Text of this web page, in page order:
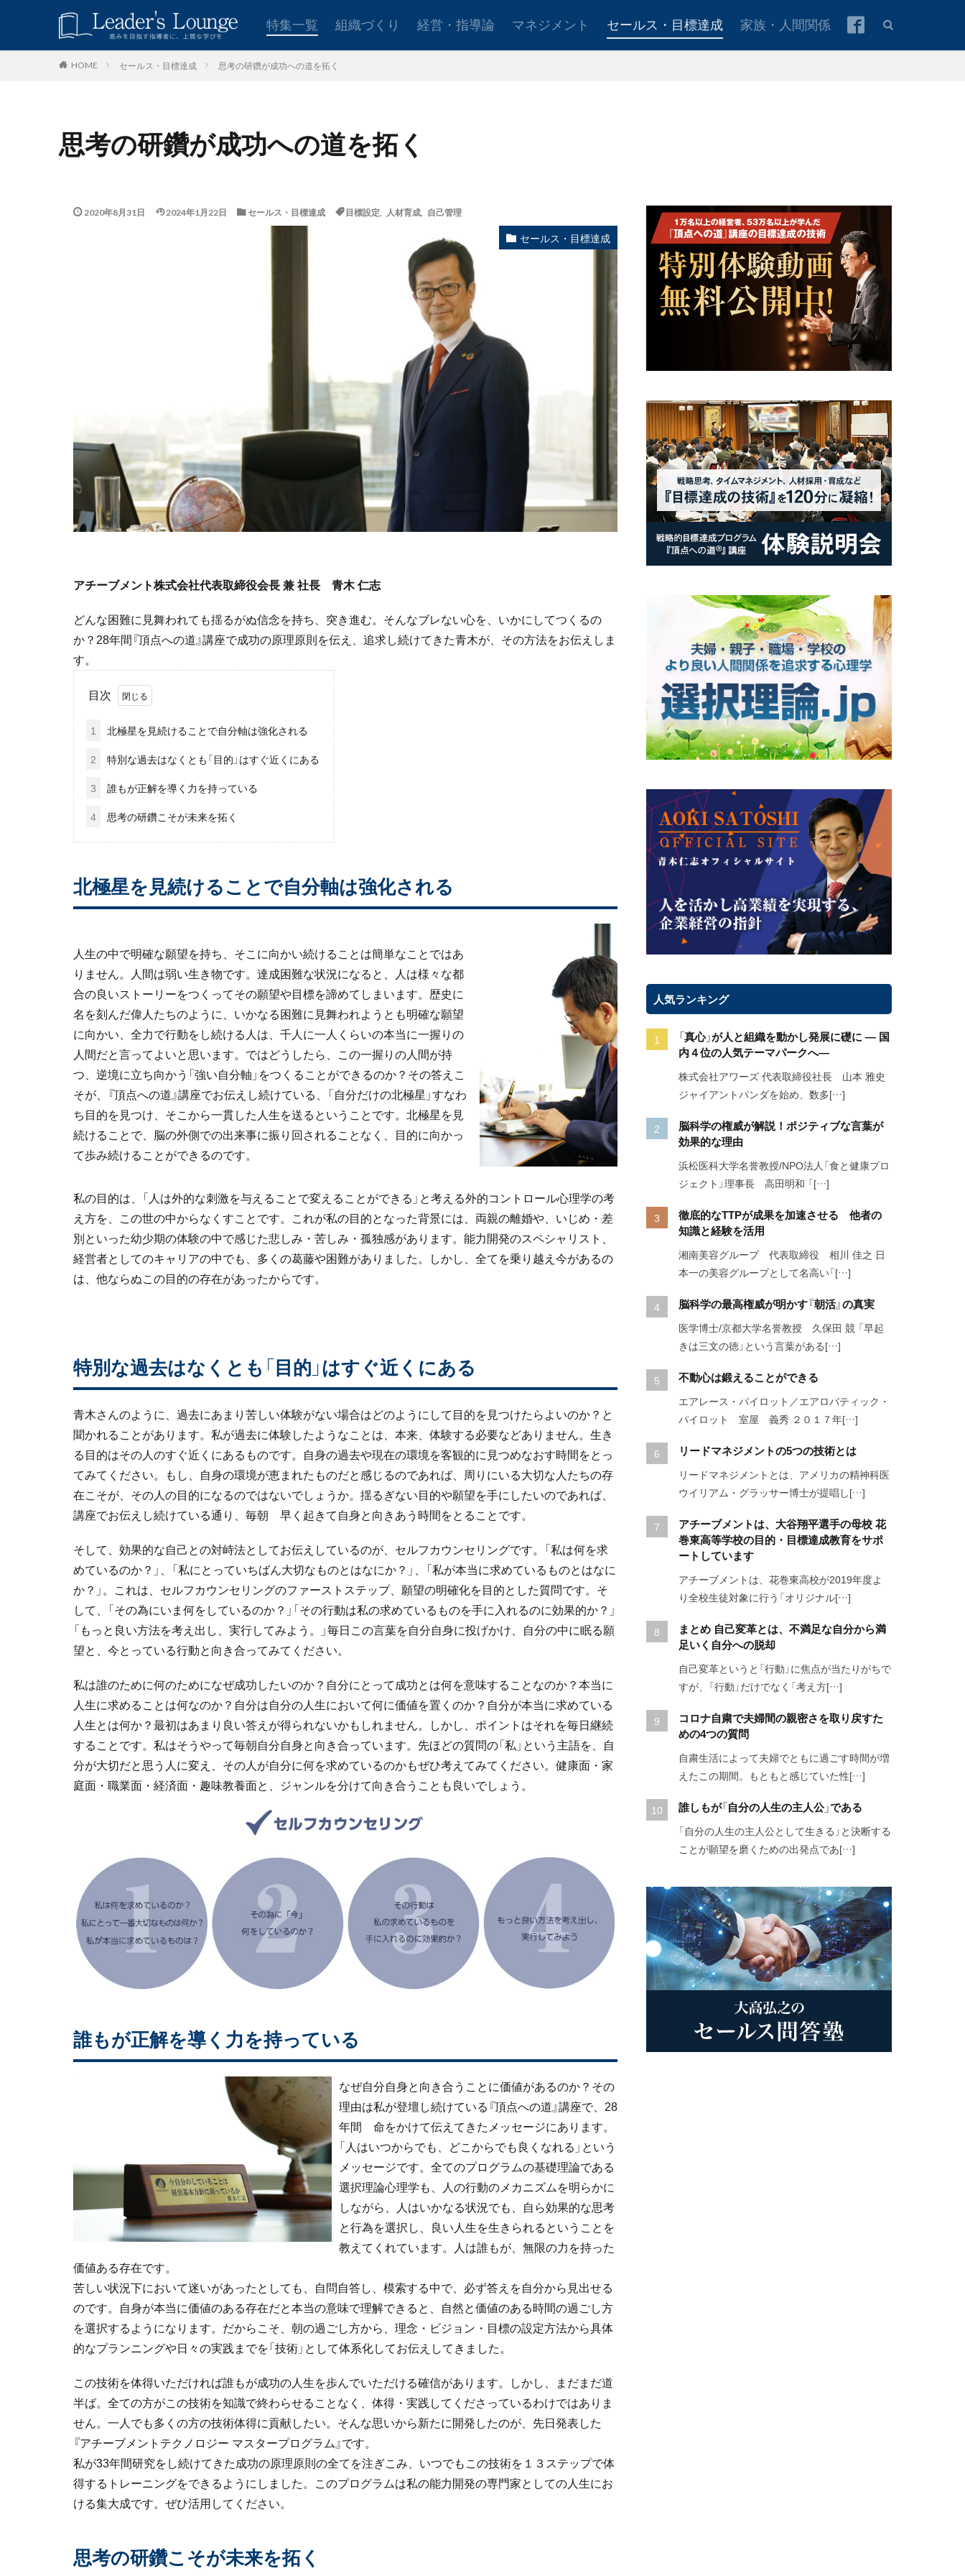
特集一覧 組織づくり 経営・指導論 マネジメント セールス・目標達成 家族・人間関係
HOME セールス・目標達成 思考の研鑽が成功への道を拓く
思考の研鑽が成功への道を拓く
2020年8月31日 2024年1月22日 セールス・目標達成 目標設定 人材育成 自己管理
セールス・目標達成
アチーブメント株式会社代表取締役会長 兼 社長 青木 仁志
どんな困難に見舞われても揺るがぬ信念を持ち、突き進む。そんなブレない心を、いかにしてつくるの
か？28年間『頂点への道』講座で成功の原理原則を伝え、追求し続けてきた青木が、その方法をお伝えしま
す。
目次
1
北極星を見続けることで自分軸は強化される
2
特別な過去はなくとも「目的」はすぐ近くにある
3
誰もが正解を導く力を持っている
4
思考の研鑽こそが未来を拓く
北極星を見続けることで自分軸は強化される
人生の中で明確な願望を持ち、そこに向かい続けることは簡単なことではあ
りません。人間は弱い生き物です。達成困難な状況になると、人は様々な都
合の良いストーリーをつくってその願望や目標を諦めてしまいます。歴史に
名を刻んだ偉人たちのように、いかなる困難に見舞われようとも明確な願望
に向かい、全力で行動をし続ける人は、千人に一人くらいの本当に一握りの
人間だと言ってよいと思います。ではどうしたら、この一握りの人間が持
つ、逆境に立ち向かう「強い自分軸」をつくることができるのか？その答えこ
そが、『頂点への道』講座でお伝えし続けている、「自分だけの北極星」すなわ
ち目的を見つけ、そこから一貫した人生を送るということです。北極星を見
続けることで、脳の外側での出来事に振り回されることなく、目的に向かっ
て歩み続けることができるのです。
私の目的は、「人は外的な刺激を与えることで変えることができる」と考える外的コントロール心理学の考
え方を、この世の中からなくすことです。これが私の目的となった背景には、両親の離婚や、いじめ・差
別といった幼少期の体験の中で感じた悲しみ・苦しみ・孤独感があります。能力開発のスペシャリスト、
経営者としてのキャリアの中でも、多くの葛藤や困難がありました。しかし、全てを乗り越え今があるの
は、他ならぬこの目的の存在があったからです。
特別な過去はなくとも「目的」はすぐ近くにある
青木さんのように、過去にあまり苦しい体験がない場合はどのようにして目的を見つけたらよいのか？と
聞かれることがあります。私が過去に体験したようなことは、本来、体験する必要などありません。生き
る目的はその人のすぐ近くにあるものです。自身の過去や現在の環境を客観的に見つめなおす時間をとっ
てみてください。もし、自身の環境が恵まれたものだと感じるのであれば、周りにいる大切な人たちの存
在こそが、その人の目的になるのではないでしょうか。揺るぎない目的や願望を手にしたいのであれば、
講座でお伝えし続けている通り、毎朝 早く起きて自身と向きあう時間をとることです。
そして、効果的な自己との対峙法としてお伝えしているのが、セルフカウンセリングです。「私は何を求
めているのか？」、「私にとっていちばん大切なものとはなにか？」、「私が本当に求めているものとはなに
か？」。これは、セルフカウンセリングのファーストステップ、願望の明確化を目的とした質問です。そ
して、「その為にいま何をしているのか？」「その行動は私の求めているものを手に入れるのに効果的か？」
「もっと良い方法を考え出し、実行してみよう。」毎日この言葉を自分自身に投げかけ、自分の中に眠る願
望と、今とっている行動と向き合ってみてください。
私は誰のために何のためになぜ成功したいのか？自分にとって成功とは何を意味することなのか？本当に
人生に求めることは何なのか？自分は自分の人生において何に価値を置くのか？自分が本当に求めている
人生とは何か？最初はあまり良い答えが得られないかもしれません。しかし、ポイントはそれを毎日継続
することです。私はそうやって毎朝自分自身と向き合っています。先ほどの質問の「私」という主語を、自
分が大切だと思う人に変え、その人が自分に何を求めているのかもぜひ考えてみてください。健康面・家
庭面・職業面・経済面・趣味教養面と、ジャンルを分けて向き合うことも良いでしょう。
誰もが正解を導く力を持っている
なぜ自分自身と向き合うことに価値があるのか？その
理由は私が登壇し続けている『頂点への道』講座で、28
年間 命をかけて伝えてきたメッセージにあります。
「人はいつからでも、どこからでも良くなれる」という
メッセージです。全てのプログラムの基礎理論である
選択理論心理学も、人の行動のメカニズムを明らかに
しながら、人はいかなる状況でも、自ら効果的な思考
と行為を選択し、良い人生を生きられるということを
教えてくれています。人は誰もが、無限の力を持った
価値ある存在です。
苦しい状況下において迷いがあったとしても、自問自答し、模索する中で、必ず答えを自分から見出せる
のです。自身が本当に価値のある存在だと本当の意味で理解できると、自然と価値のある時間の過ごし方
を選択するようになります。だからこそ、朝の過ごし方から、理念・ビジョン・目標の設定方法から具体
的なプランニングや日々の実践までを「技術」として体系化してお伝えしてきました。
この技術を体得いただければ誰もが成功の人生を歩んでいただける確信があります。しかし、まだまだ道
半ば。全ての方がこの技術を知識で終わらせることなく、体得・実践してくださっているわけではありま
せん。一人でも多くの方の技術体得に貢献したい。そんな思いから新たに開発したのが、先日発表した
『アチーブメントテクノロジー マスタープログラム』です。
私が33年間研究をし続けてきた成功の原理原則の全てを注ぎこみ、いつでもこの技術を１３ステップで体
得するトレーニングをできるようにしました。このプログラムは私の能力開発の専門家としての人生にお
ける集大成です。ぜひ活用してください。
思考の研鑽こそが未来を拓く
人気ランキング
「真心」が人と組織を動かし発展に礎に ― 国
内４位の人気テーマパークへ―
株式会社アワーズ 代表取締役社長 山本 雅史
ジャイアントパンダを始め、数多[…]
脳科学の権威が解説！ポジティブな言葉が
効果的な理由
浜松医科大学名誉教授/NPO法人「食と健康プロ
ジェクト」理事長 高田明和 「[…]
徹底的なTTPが成果を加速させる 他者の
知識と経験を活用
湘南美容グループ 代表取締役 相川 佳之 日
本一の美容グループとして名高い「[…]
脳科学の最高権威が明かす『朝活』の真実
医学博士/京都大学名誉教授 久保田 競 「早起
きは三文の徳」という言葉がある[…]
不動心は鍛えることができる
エアレース・パイロット／エアロバティック・
パイロット 室屋 義秀 ２０１７年[…]
リードマネジメントの5つの技術とは
リードマネジメントとは、アメリカの精神科医
ウイリアム・グラッサー博士が提唱し[…]
アチーブメントは、大谷翔平選手の母校 花
巻東高等学校の目的・目標達成教育をサポ
ートしています
アチーブメントは、花巻東高校が2019年度よ
り全校生徒対象に行う「オリジナル[…]
まとめ 自己変革とは、不満足な自分から満
足いく自分への脱却
自己変革というと「行動」に焦点が当たりがちで
すが、「行動」だけでなく「考え方[…]
コロナ自粛で夫婦間の親密さを取り戻すた
めの4つの質問
自粛生活によって夫婦でともに過ごす時間が増
えたこの期間。もともと感じていた性[…]
誰しもが「自分の人生の主人公」である
「自分の人生の主人公として生きる」と決断する
ことが願望を磨くための出発点であ[…]
青木仁志 モチベーションアップ